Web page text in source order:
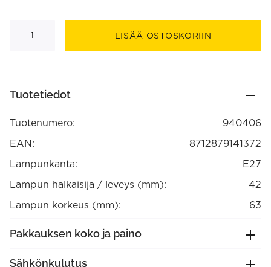
määrä
LISÄÄ OSTOSKORIIN
Tuotetiedot
Tuotenumero:
940406
EAN:
8712879141372
Lampunkanta:
E27
Lampun halkaisija / leveys (mm):
42
Lampun korkeus (mm):
63
Pakkauksen koko ja paino
Sähkönkulutus